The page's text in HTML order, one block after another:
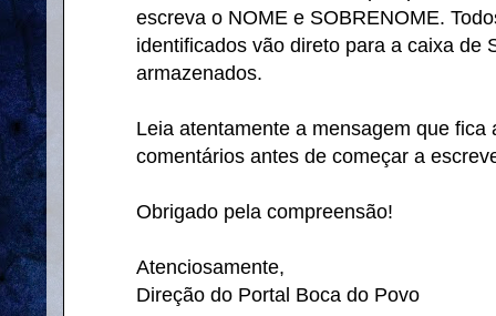
escreva o NOME e SOBRENOME.
identificados vão direto para a caixa de
armazenados.
Leia atentamente a mensagem que fica
comentários antes de começar a
Obrigado pela compreensão!
Atenciosamente,
Direção do Portal Boca do Povo